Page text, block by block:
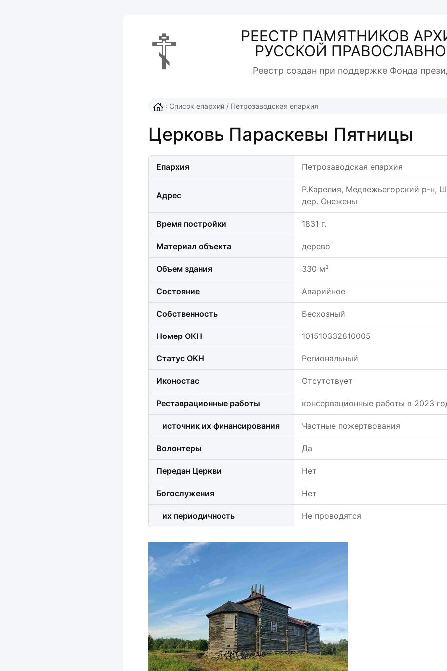
☦
РЕЕСТР ПАМЯТНИКОВ
РУССКОЙ
Реестр создан при поддержке Фонда
: Список епархий / Петрозаводская епархия
Церковь Параскевы Пятницы
Епархия Петрозаводская епархия
Адрес
Р.Карелия, Медвежьегорский р-н,
дер. Онежены
Время постройки 1831 г.
Материал объекта дерево
Объем здания 330 м³
Состояние Аварийное
Собственность Бесхозный
Номер ОКН 101510332810005
Статус ОКН Региональный
Иконостас Отсутствует
Реставрационные работы консервационные работы в 2023
источник их финансирования Частные пожертвования
Волонтеры Да
Передан Церкви Нет
Богослужения Нет
их периодичность Не проводятся